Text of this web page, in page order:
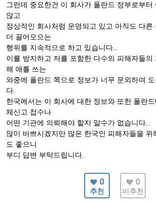
그런데 중요한건 이 회사가 폴란드 정부로부터
않고
정상적인 회사처럼 운영되고 있고 아직도 다른
더 끌어모으는
행위를 지속적으로 하고 있습니다..
이를 방지하고 저를 포함한 다수의 피해자들의
해 애를 쓰는
와중에 폴란드 쪽으로 정보가 너무 문외하여
다.
한국에서는 이 회사에 대한 정보와 또한 폴란
체신고 접수나
어떤 기관에 의뢰해야 할지 알수가 없습니다..
많이 바쁘시겠지만 많은 한국인 피해자들을 위
도 좋으니
부디 답변 부탁드립니다.
0
추천
0
비추천